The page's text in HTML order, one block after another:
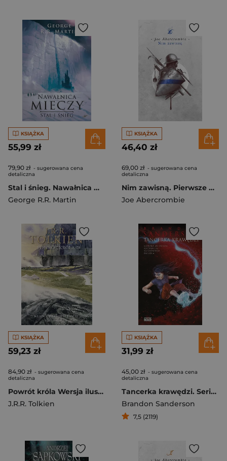
KSIĄŻKA
55,99 zł
79,90 zł - sugerowana cena
detaliczna
Stal i śnieg. Nawałnica mieczy. Pieśń Lodu i Ognia. Tom 3 wyd. 2024
George R.R. Martin
KSIĄŻKA
46,40 zł
69,00 zł - sugerowana cena
detaliczna
Nim zawisną. Pierwsze prawo. Księga 2
Joe Abercrombie
KSIĄŻKA
59,23 zł
84,90 zł - sugerowana cena
detaliczna
Powrót króla Wersja ilustrowana
J.R.R. Tolkien
KSIĄŻKA
31,99 zł
45,00 zł - sugerowana cena
detaliczna
Tancerka krawędzi. Seria Archiwum Burzowego Światła
Brandon Sanderson
7,5 (2119)